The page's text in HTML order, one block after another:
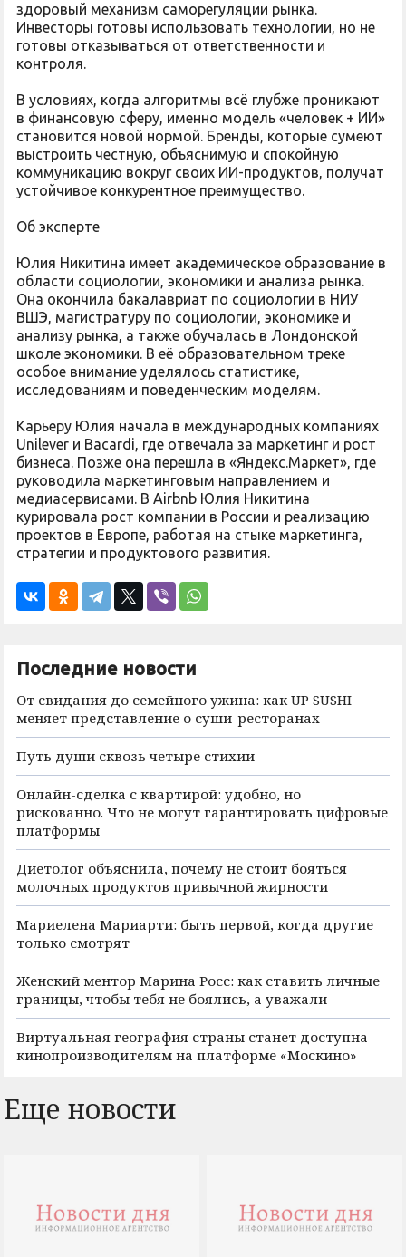
здоровый механизм саморегуляции рынка.
Инвесторы готовы использовать технологии, но не
готовы отказываться от ответственности и
контроля.
В условиях, когда алгоритмы всё глубже проникают
в финансовую сферу, именно модель «человек + ИИ»
становится новой нормой. Бренды, которые сумеют
выстроить честную, объяснимую и спокойную
коммуникацию вокруг своих ИИ-продуктов, получат
устойчивое конкурентное преимущество.
Об эксперте
Юлия Никитина имеет академическое образование в
области социологии, экономики и анализа рынка.
Она окончила бакалавриат по социологии в НИУ
ВШЭ, магистратуру по социологии, экономике и
анализу рынка, а также обучалась в Лондонской
школе экономики. В её образовательном треке
особое внимание уделялось статистике,
исследованиям и поведенческим моделям.
Карьеру Юлия начала в международных компаниях
Unilever и Bacardi, где отвечала за маркетинг и рост
бизнеса. Позже она перешла в «Яндекс.Маркет», где
руководила маркетинговым направлением и
медиасервисами. В Airbnb Юлия Никитина
курировала рост компании в России и реализацию
проектов в Европе, работая на стыке маркетинга,
стратегии и продуктового развития.
Последние новости
От свидания до семейного ужина: как UP SUSHI
меняет представление о суши-ресторанах
Путь души сквозь четыре стихии
Онлайн-сделка с квартирой: удобно, но
рискованно. Что не могут гарантировать цифровые
платформы
Диетолог объяснила, почему не стоит бояться
молочных продуктов привычной жирности
Мариелена Мариарти: быть первой, когда другие
только смотрят
Женский ментор Марина Росс: как ставить личные
границы, чтобы тебя не боялись, а уважали
Виртуальная география страны станет доступна
кинопроизводителям на платформе «Москино»
Еще новости